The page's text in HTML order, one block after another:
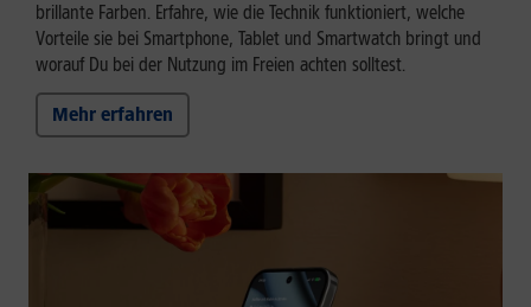
brillante Farben. Erfahre, wie die Technik funktioniert, welche
Vorteile sie bei Smartphone, Tablet und Smartwatch bringt und
worauf Du bei der Nutzung im Freien achten solltest.
Mehr erfahren